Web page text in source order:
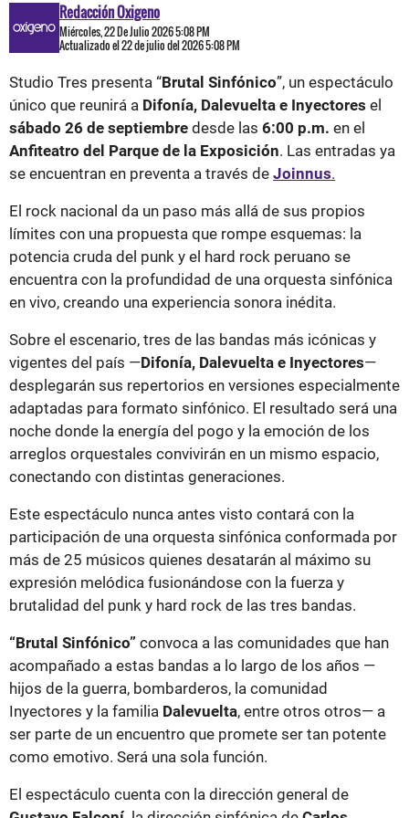
Redacción Oxigeno
Miércoles, 22 De Julio 2026 5:08 PM
Actualizado el 22 de julio del 2026 5:08 PM
Studio Tres presenta “Brutal Sinfónico”, un espectáculo
único que reunirá a Difonía, Dalevuelta e Inyectores el
sábado 26 de septiembre desde las 6:00 p.m. en el
Anfiteatro del Parque de la Exposición. Las entradas ya
se encuentran en preventa a través de Joinnus.
El rock nacional da un paso más allá de sus propios
límites con una propuesta que rompe esquemas: la
potencia cruda del punk y el hard rock peruano se
encuentra con la profundidad de una orquesta sinfónica
en vivo, creando una experiencia sonora inédita.
Sobre el escenario, tres de las bandas más icónicas y
vigentes del país —Difonía, Dalevuelta e Inyectores—
desplegarán sus repertorios en versiones especialmente
adaptadas para formato sinfónico. El resultado será una
noche donde la energía del pogo y la emoción de los
arreglos orquestales convivirán en un mismo espacio,
conectando con distintas generaciones.
Este espectáculo nunca antes visto contará con la
participación de una orquesta sinfónica conformada por
más de 25 músicos quienes desatarán al máximo su
expresión melódica fusionándose con la fuerza y
brutalidad del punk y hard rock de las tres bandas.
“Brutal Sinfónico” convoca a las comunidades que han
acompañado a estas bandas a lo largo de los años —
hijos de la guerra, bombarderos, la comunidad
Inyectores y la familia Dalevuelta, entre otros otros— a
ser parte de un encuentro que promete ser tan potente
como emotivo. Será una sola función.
El espectáculo cuenta con la dirección general de